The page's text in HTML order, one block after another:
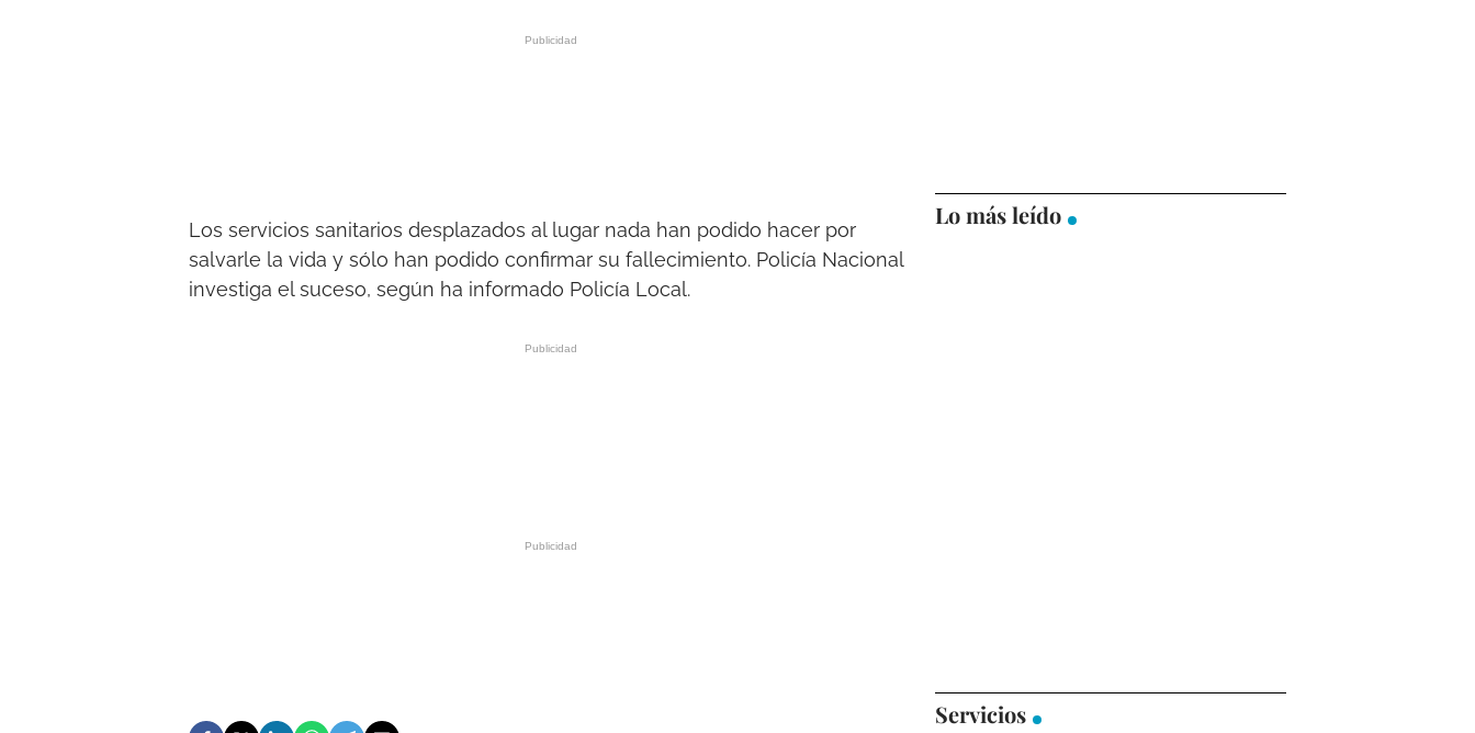
Los servicios sanitarios desplazados al lugar nada han podido hacer por
salvarle la vida y sólo han podido confirmar su fallecimiento. Policía Nacional
investiga el suceso, según ha informado Policía Local.
Lo más leído
Servicios